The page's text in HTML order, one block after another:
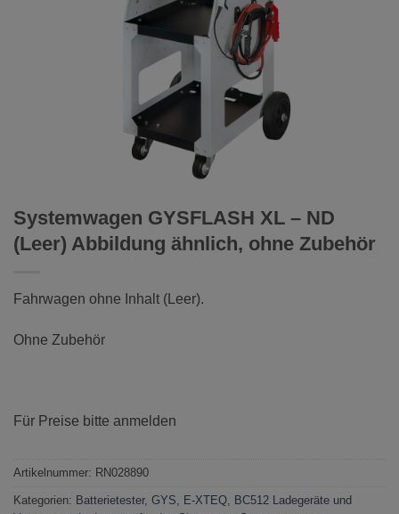
Systemwagen GYSFLASH XL – ND
(Leer) Abbildung ähnlich, ohne Zubehör
Fahrwagen ohne Inhalt (Leer).
Ohne Zubehör
Für Preise bitte anmelden
Artikelnummer: RN028890
Kategorien: Batterietester, GYS, E-XTEQ, BC512 Ladegeräte und